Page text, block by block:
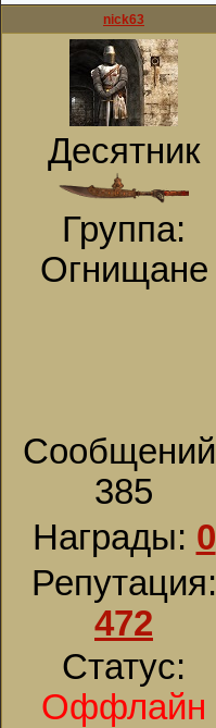
nick63
Десятник
Группа:
Огнищане
385
Награды: 0
Репутация:
472
Статус:
Оффлайн